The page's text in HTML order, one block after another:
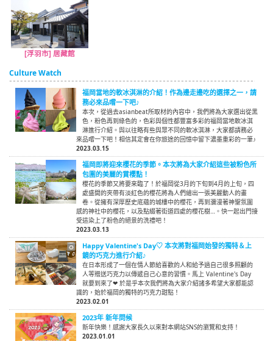
[浮羽市] 居藏館
Culture Watch
福岡當地的軟冰淇淋的介紹！作為邊走邊吃的選擇之一，請
務必來品嚐一下吧♪
本次，從過去asianbeat所取材的內容中，我們將為大家選出從黑
色，粉色再到綠色的，色彩與個性都豐富多彩的福岡當地軟冰淇
淋進行介紹。與以往略有些與眾不同的軟冰淇淋，大家都請務必
來品嚐一下吧！相信其定會在你旅途的回憶中留下濃墨重彩的一筆♪
2023.03.15
福岡即將迎來櫻花的季節。本次將為大家介紹這些被粉色所
包圍的美麗的賞櫻點！
櫻花的季節又將要來臨了！於福岡從3月的下旬到4月的上旬，四
處盛開的夾帶有淡紅色的櫻花將為人們繪出一張美麗動人的畫
卷。從擁有深厚歷史底蘊的城樓中的櫻花，再到瀰漫著神聖氛圍
感的神社中的櫻花，以及點綴著街道四處的櫻花樹…。快一起出門接
受這染上了粉色的絕景的洗禮吧！
2023.03.13
Happy Valentine's Day♡ 本次將對福岡始發的獨特＆上
鏡的巧克力進行介紹♪
在日本形成了一個在情人節給喜歡的人和給予過自己很多照顧的
人等贈送巧克力以傳遞自己心意的習慣。馬上 Valentine's Day
就要到來了❤ 於是乎本次我們將為大家介紹諸多希望大家都能認
識的，始於福岡的獨特的巧克力甜點！
2023.02.01
2023年 新年問候
新年快樂！感謝大家長久以來對本網站SNS的瀏覽和支持！
2023.01.01